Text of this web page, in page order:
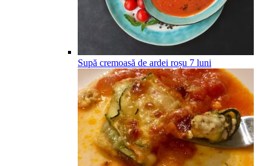
Supă cremoasă de ardei roșu 7 luni